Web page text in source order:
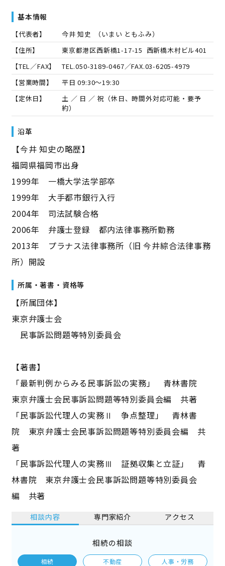
基本情報
【代表者】 今井 知史 （いまい ともふみ）
【住所】
東京都港区西新橋1-17-15 西新橋木村ビル401
【TEL／FAX】
TEL.050-3189-0467／FAX.03-6205-4979
【営業時間】
平日 09:30～19:30
【定休日】
土 ／ 日 ／ 祝（休日、時間外対応可能・要予
約）
沿革
【今井 知史の略歴】
福岡県福岡市出身
1999年 一橋大学法学部卒
1999年 大手都市銀行入行
2004年 司法試験合格
2006年 弁護士登録 都内法律事務所勤務
2013年 プラナス法律事務所（旧 今井綜合法律事務
所）開設
所属・著書・資格等
【所属団体】
東京弁護士会
民事訴訟問題等特別委員会
【著書】
「最新判例からみる民事訴訟の実務」 青林書院
東京弁護士会民事訴訟問題等特別委員会編 共著
「民事訴訟代理人の実務Ⅱ 争点整理」 青林書
院 東京弁護士会民事訴訟問題等特別委員会編 共
著
「民事訴訟代理人の実務Ⅲ 証拠収集と立証」 青
林書院 東京弁護士会民事訴訟問題等特別委員会
編 共著
相談内容 専門家紹介 アクセス
相続の相談
相続 不動産 人事・労務